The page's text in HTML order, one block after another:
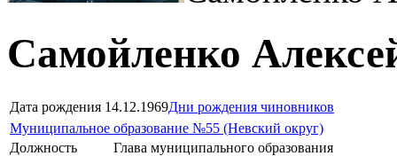
Самойленко
Дата рождения 14.12.1969Дни рождения чиновников
Муниципальное образование №55 (Невский округ)
Должность
Глава муниципального образования